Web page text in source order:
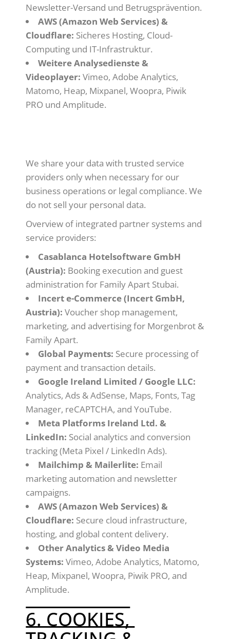
Newsletter-Versand und Betrugsprävention.
AWS (Amazon Web Services) &
Cloudflare: Sicheres Hosting, Cloud-
Computing und IT-Infrastruktur.
Weitere Analysedienste &
Videoplayer: Vimeo, Adobe Analytics,
Matomo, Heap, Mixpanel, Woopra, Piwik
PRO und Amplitude.
We share your data with trusted service
providers only when necessary for our
business operations or legal compliance. We
do not sell your personal data.
Overview of integrated partner systems and
service providers:
Casablanca Hotelsoftware GmbH
(Austria): Booking execution and guest
administration for Family Apart Stubai.
Incert e-Commerce (Incert GmbH,
Austria): Voucher shop management,
marketing, and advertising for Morgenbrot &
Family Apart.
Global Payments: Secure processing of
payment and transaction details.
Google Ireland Limited / Google LLC:
Analytics, Ads & AdSense, Maps, Fonts, Tag
Manager, reCAPTCHA, and YouTube.
Meta Platforms Ireland Ltd. &
LinkedIn: Social analytics and conversion
tracking (Meta Pixel / LinkedIn Ads).
Mailchimp & Mailerlite: Email
marketing automation and newsletter
campaigns.
AWS (Amazon Web Services) &
Cloudflare: Secure cloud infrastructure,
hosting, and global content delivery.
Other Analytics & Video Media
Systems: Vimeo, Adobe Analytics, Matomo,
Heap, Mixpanel, Woopra, Piwik PRO, and
Amplitude.
6. COOKIES,